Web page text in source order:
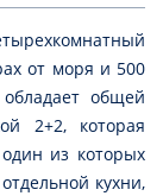
от моря и 500
общей
2+2, которая
из которых
кухни,